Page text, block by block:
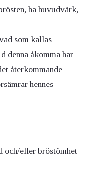
ha huvudvärk,
som kallas
denna åkomma har
återkommande
hennes
eller bröstömhet